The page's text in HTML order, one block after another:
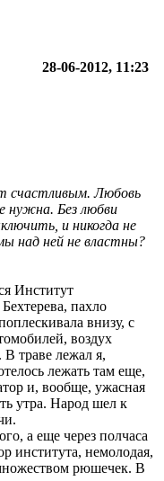
28-06-2012, 11:23
счастливым. Любовь
нужна. Без любви
и никогда не
над ней не властны?
Институт
пахло
внизу, с
воздух
траве лежал я,
лежать там еще,
и, вообще, ужасная
утра. Народ шел к
а еще через полчаса
института, немолодая,
рюшечек. В